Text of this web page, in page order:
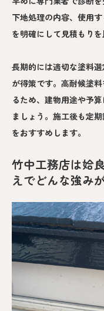
下地処理の内容、使用
を明確にして見積もりを
長期的には適切な塗料
が得策です。高耐候塗
るため、建物用途や予
ましょう。施工後も定
をおすすめします。
竹中工務店は姶
えでどんな強み